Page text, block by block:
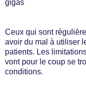
gigas
Ceux qui sont
avoir du mal à utiliser
patients. Les
vont pour le coup se
conditions.